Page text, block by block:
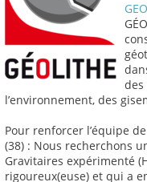
des
l’environnement, des
Pour renforcer l’équipe
(38) : Nous recherchons
Gravitaires expérimenté
rigoureux(euse) et qui a